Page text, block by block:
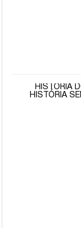
HISTÓRIA
HISTÓRIA